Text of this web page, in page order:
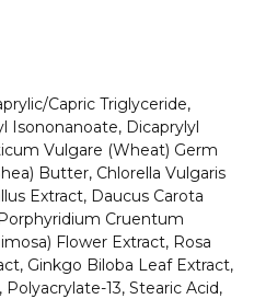
Capric Triglyceride,
Isononanoate, Dicaprylyl
Vulgare (Wheat) Germ
Butter, Chlorella Vulgaris
Extract, Daucus Carota
Cruentum
Flower Extract, Rosa
Ginkgo Biloba Leaf Extract,
13, Stearic Acid,